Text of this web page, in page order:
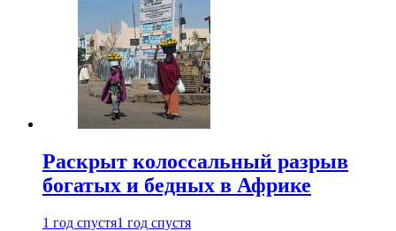
Раскрыт колоссальный разрыв
богатых и бедных в Африке
1 год спустя1 год спустя